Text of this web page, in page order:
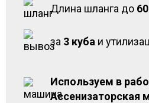
Длина шланга до
за 3 куба и
Используем в
Ассенизаторская